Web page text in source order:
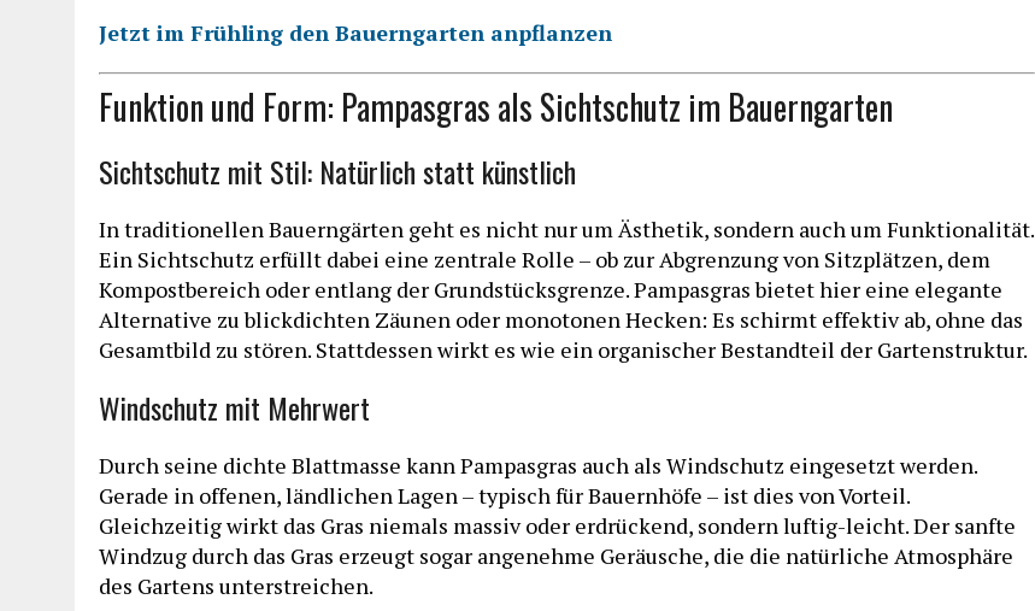
Jetzt im Frühling den Bauerngarten anpflanzen
Funktion und Form: Pampasgras als Sichtschutz im Bauerngarten
Sichtschutz mit Stil: Natürlich statt künstlich
In traditionellen Bauerngärten geht es nicht nur um Ästhetik, sondern auch um Funktionalität.
Ein Sichtschutz erfüllt dabei eine zentrale Rolle – ob zur Abgrenzung von Sitzplätzen, dem
Kompostbereich oder entlang der Grundstücksgrenze. Pampasgras bietet hier eine elegante
Alternative zu blickdichten Zäunen oder monotonen Hecken: Es schirmt effektiv ab, ohne das
Gesamtbild zu stören. Stattdessen wirkt es wie ein organischer Bestandteil der Gartenstruktur.
Windschutz mit Mehrwert
Durch seine dichte Blattmasse kann Pampasgras auch als Windschutz eingesetzt werden.
Gerade in offenen, ländlichen Lagen – typisch für Bauernhöfe – ist dies von Vorteil.
Gleichzeitig wirkt das Gras niemals massiv oder erdrückend, sondern luftig-leicht. Der sanfte
Windzug durch das Gras erzeugt sogar angenehme Geräusche, die die natürliche Atmosphäre
des Gartens unterstreichen.